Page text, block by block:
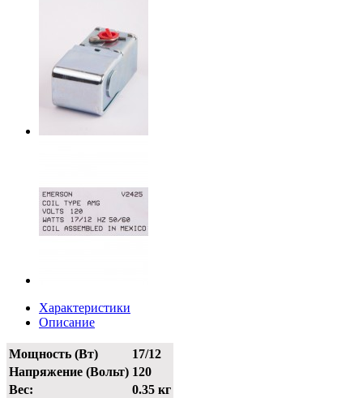
Характеристики
Описание
Мощность (Вт)
17/12
Напряжение (Вольт) 120
Вес:
0.35 кг